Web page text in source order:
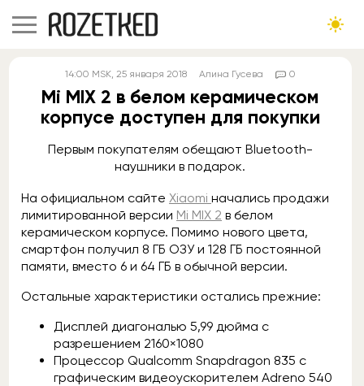
14:00 MSK, 25 января 2018 Алина Гусева 0
Mi MIX 2 в белом керамическом
корпусе доступен для покупки
Первым покупателям обещают Bluetooth-
наушники в подарок.
На официальном сайте Xiaomi начались продажи
лимитированной версии Mi MIX 2 в белом
керамическом корпусе. Помимо нового цвета,
смартфон получил 8 ГБ ОЗУ и 128 ГБ постоянной
памяти, вместо 6 и 64 ГБ в обычной версии.
Остальные характеристики остались прежние:
Дисплей диагональю 5,99 дюйма с
разрешением 2160×1080
Процессор Qualcomm Snapdragon 835 с
графическим видеоускорителем Adreno 540